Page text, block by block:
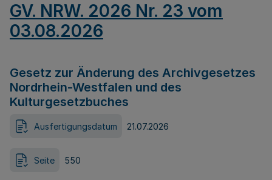
GV. NRW. 2026 Nr. 23 vom
03.08.2026
Gesetz zur Änderung des Archivgesetzes
Nordrhein-Westfalen und des
Kulturgesetzbuches
Ausfertigungsdatum 21.07.2026
Seite 550